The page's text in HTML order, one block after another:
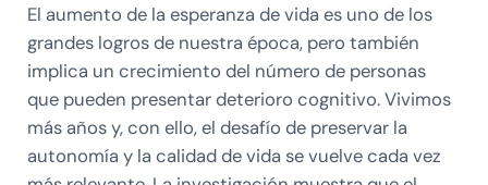
El aumento de la esperanza de vida es uno de los
grandes logros de nuestra época, pero también
implica un crecimiento del número de personas
que pueden presentar deterioro cognitivo. Vivimos
más años y, con ello, el desafío de preservar la
autonomía y la calidad de vida se vuelve cada vez